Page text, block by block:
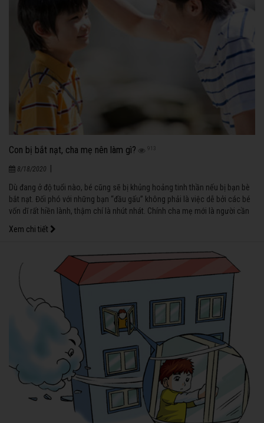
Con bị bắt nạt, cha mẹ nên làm gì? 913
8/18/2020
Dù đang ở độ tuổi nào, bé cũng sẽ bị khủng hoảng tinh thần nếu bị bạn bè
bắt nạt. Đối phó với những bạn “đầu gấu” không phải là việc dễ bởi các bé
vốn dĩ rất hiền lành, thậm chí là nhút nhát. Chính cha mẹ mới là người cần
Xem chi tiết